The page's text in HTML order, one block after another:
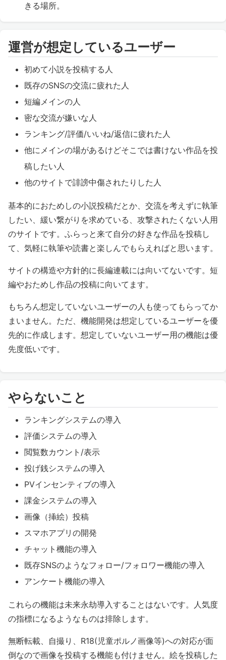
きる場所。
運営が想定しているユーザー
初めて小説を投稿する人
既存のSNSの交流に疲れた人
短編メインの人
密な交流が嫌いな人
ランキング/評価/いいね/返信に疲れた人
他にメインの場があるけどそこでは書けない作品を投
稿したい人
他のサイトで誹謗中傷されたりした人
基本的におためしの小説投稿だとか、交流を考えずに執筆
したい、緩い繋がりを求めている、攻撃されたくない人用
のサイトです。ふらっと来て自分の好きな作品を投稿し
て、気軽に執筆や読書と楽しんでもらえればと思います。
サイトの構造や方針的に長編連載には向いてないです。短
編やおためし作品の投稿に向いてます。
もちろん想定していないユーザーの人も使ってもらってか
まいません。ただ、機能開発は想定しているユーザーを優
先的に作成します。想定していないユーザー用の機能は優
先度低いです。
やらないこと
ランキングシステムの導入
評価システムの導入
閲覧数カウント/表示
投げ銭システムの導入
PVインセンティブの導入
課金システムの導入
画像（挿絵）投稿
スマホアプリの開発
チャット機能の導入
既存SNSのようなフォロー/フォロワー機能の導入
アンケート機能の導入
これらの機能は未来永劫導入することはないです。人気度
の指標になるようなものは排除します。
無断転載、自撮り、R18(児童ポルノ画像等)への対応が面
倒なので画像を投稿する機能も付けません。絵を投稿した